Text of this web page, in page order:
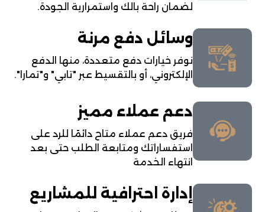
لضمان راحة بالك واستمرارية الجودة.
وسائل دفع مرنة
نوفر خيارات دفع متعددة، منها الدفع
الإلكتروني، أو بالتقسيط عبر "تابي" و"تمارا".
دعم عملاء مميز
فريق دعم عملاء متاح دائمًا للرد على
استفساراتك ومتابعة الطلب حتى بعد
انتهاء الخدمة
إدارة احترافية للمشاريع